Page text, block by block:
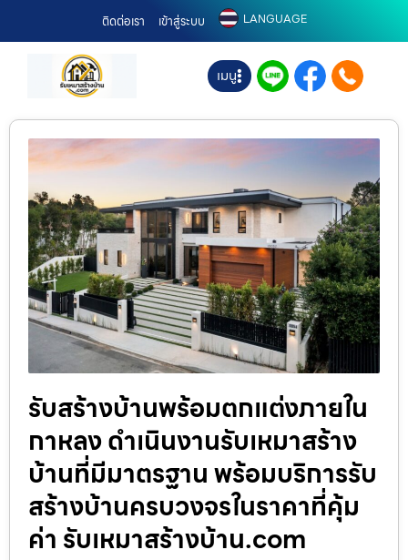
ติดต่อเรา เข้าสู่ระบบ LANGUAGE
เมนู
รับสร้างบ้านพร้อมตกแต่งภายใน
กาหลง ดำเนินงานรับเหมาสร้าง
บ้านที่มีมาตรฐาน พร้อมบริการรับ
สร้างบ้านครบวงจรในราคาที่คุ้ม
ค่า รับเหมาสร้างบ้าน.com